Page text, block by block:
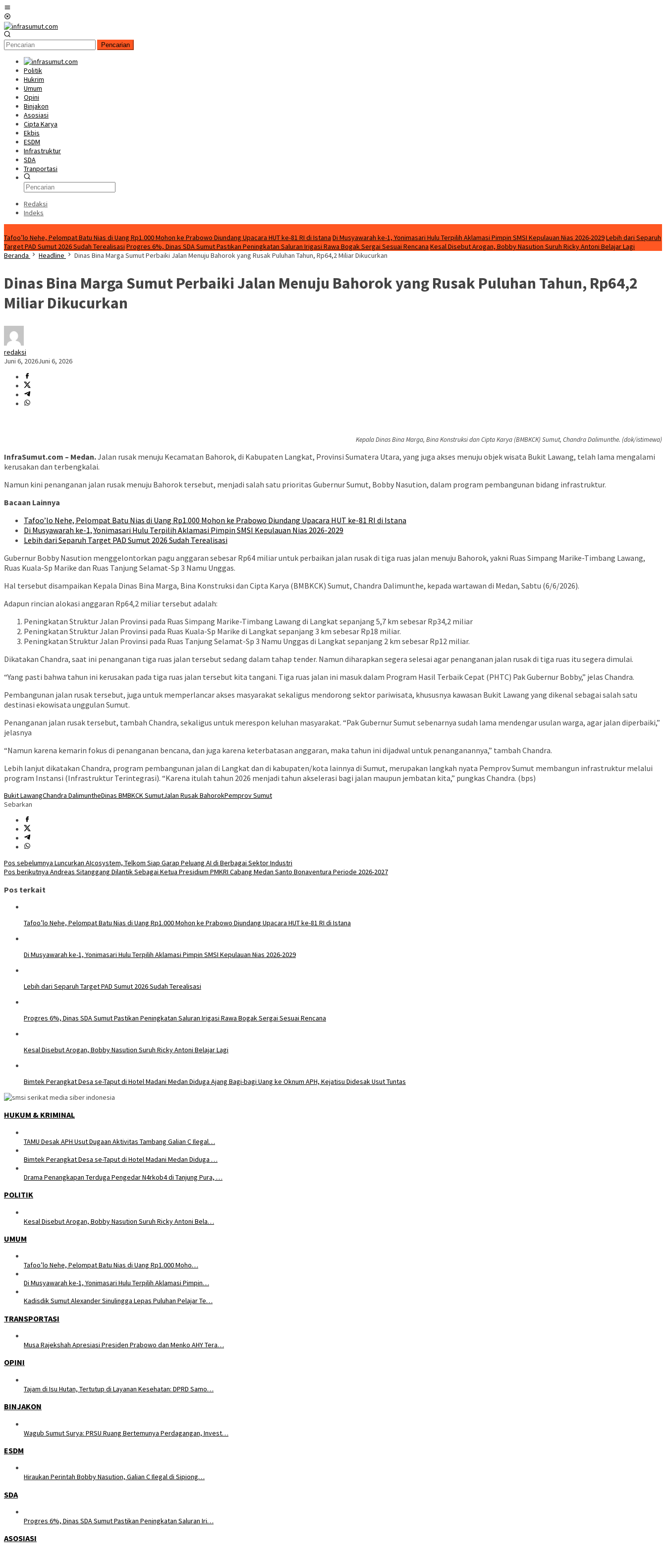
Loncat
ke
konten
Pencarian
Politik
Hukrim
Umum
Opini
Binjakon
Asosiasi
Cipta Karya
Ekbis
ESDM
Infrastruktur
SDA
Tranportasi
Redaksi
Indeks
Tafoo’lo Nehe, Pelompat Batu Nias di Uang Rp1.000 Mohon ke Prabowo Diundang Upacara HUT ke-81 RI di Istana Di Musyawarah ke-1, Yonimasari Hulu Terpilih Aklamasi Pimpin SMSI Kepulauan Nias 2026-2029Lebih dari Separuh
Target PAD Sumut 2026 Sudah Terealisasi Progres 6%, Dinas SDA Sumut Pastikan Peningkatan Saluran Irigasi Rawa Bogak Sergai Sesuai Rencana Kesal Disebut Arogan, Bobby Nasution Suruh Ricky Antoni Belajar Lagi
Beranda
Headline Dinas Bina Marga Sumut Perbaiki Jalan Menuju Bahorok yang Rusak Puluhan Tahun, Rp64,2 Miliar Dikucurkan
Dinas Bina Marga Sumut Perbaiki Jalan Menuju Bahorok yang Rusak Puluhan Tahun, Rp64,2
Miliar Dikucurkan
redaksi
Juni 6, 2026Juni 6, 2026
Kepala Dinas Bina Marga, Bina Konstruksi dan Cipta Karya (BMBKCK) Sumut, Chandra Dalimunthe. (dok/istimewa)
InfraSumut.com – Medan.Jalan rusak menuju Kecamatan Bahorok, di Kabupaten Langkat, Provinsi Sumatera Utara, yang juga akses menuju objek wisata Bukit Lawang, telah lama mengalami
kerusakan dan terbengkalai.
Namun kini penanganan jalan rusak menuju Bahorok tersebut, menjadi salah satu prioritas Gubernur Sumut, Bobby Nasution, dalam program pembangunan bidang infrastruktur.
Bacaan Lainnya
Tafoo’lo Nehe, Pelompat Batu Nias di Uang Rp1.000 Mohon ke Prabowo Diundang Upacara HUT ke-81 RI di Istana
Di Musyawarah ke-1, Yonimasari Hulu Terpilih Aklamasi Pimpin SMSI Kepulauan Nias 2026-2029
Lebih dari Separuh Target PAD Sumut 2026 Sudah Terealisasi
Gubernur Bobby Nasution menggelontorkan pagu anggaran sebesar Rp64 miliar untuk perbaikan jalan rusak di tiga ruas jalan menuju Bahorok, yakni Ruas Simpang Marike-Timbang Lawang,
Ruas Kuala-Sp Marike dan Ruas Tanjung Selamat-Sp 3 Namu Unggas.
Hal tersebut disampaikan Kepala Dinas Bina Marga, Bina Konstruksi dan Cipta Karya (BMBKCK) Sumut, Chandra Dalimunthe, kepada wartawan di Medan, Sabtu (6/6/2026).
Adapun rincian alokasi anggaran Rp64,2 miliar tersebut adalah:
Peningkatan Struktur Jalan Provinsi pada Ruas Simpang Marike-Timbang Lawang di Langkat sepanjang 5,7 km sebesar Rp34,2 miliar
Peningkatan Struktur Jalan Provinsi pada Ruas Kuala-Sp Marike di Langkat sepanjang 3 km sebesar Rp18 miliar.
Peningkatan Struktur Jalan Provinsi pada Ruas Tanjung Selamat-Sp 3 Namu Unggas di Langkat sepanjang 2 km sebesar Rp12 miliar.
Dikatakan Chandra, saat ini penanganan tiga ruas jalan tersebut sedang dalam tahap tender. Namun diharapkan segera selesai agar penanganan jalan rusak di tiga ruas itu segera dimulai.
“Yang pasti bahwa tahun ini kerusakan pada tiga ruas jalan tersebut kita tangani. Tiga ruas jalan ini masuk dalam Program Hasil Terbaik Cepat (PHTC) Pak Gubernur Bobby,” jelas Chandra.
Pembangunan jalan rusak tersebut, juga untuk memperlancar akses masyarakat sekaligus mendorong sektor pariwisata, khususnya kawasan Bukit Lawang yang dikenal sebagai salah satu
destinasi ekowisata unggulan Sumut.
Penanganan jalan rusak tersebut, tambah Chandra, sekaligus untuk merespon keluhan masyarakat. “Pak Gubernur Sumut sebenarnya sudah lama mendengar usulan warga, agar jalan diperbaiki,”
jelasnya
“Namun karena kemarin fokus di penanganan bencana, dan juga karena keterbatasan anggaran, maka tahun ini dijadwal untuk penanganannya,” tambah Chandra.
Lebih lanjut dikatakan Chandra, program pembangunan jalan di Langkat dan di kabupaten/kota lainnya di Sumut, merupakan langkah nyata Pemprov Sumut membangun infrastruktur melalui
program Instansi (Infrastruktur Terintegrasi). “Karena itulah tahun 2026 menjadi tahun akselerasi bagi jalan maupun jembatan kita,” pungkas Chandra. (bps)
Bukit LawangChandra DalimuntheDinas BMBKCK SumutJalan Rusak BahorokPemprov Sumut
Sebarkan
Navigasi
pos
Pos sebelumnya Luncurkan AIcosystem, Telkom Siap Garap Peluang AI di Berbagai Sektor Industri
Pos berikutnya Andreas Sitanggang Dilantik Sebagai Ketua Presidium PMKRI Cabang Medan Santo Bonaventura Periode 2026-2027
Pos terkait
Tafoo’lo Nehe, Pelompat Batu Nias di Uang Rp1.000 Mohon ke Prabowo Diundang Upacara HUT ke-81 RI di Istana
Di Musyawarah ke-1, Yonimasari Hulu Terpilih Aklamasi Pimpin SMSI Kepulauan Nias 2026-2029
Lebih dari Separuh Target PAD Sumut 2026 Sudah Terealisasi
Progres 6%, Dinas SDA Sumut Pastikan Peningkatan Saluran Irigasi Rawa Bogak Sergai Sesuai Rencana
Kesal Disebut Arogan, Bobby Nasution Suruh Ricky Antoni Belajar Lagi
Bimtek Perangkat Desa se-Taput di Hotel Madani Medan Diduga Ajang Bagi-bagi Uang ke Oknum APH, Kejatisu Didesak Usut Tuntas
HUKUM & KRIMINAL
TAMU Desak APH Usut Dugaan Aktivitas Tambang Galian C Ilegal…
Bimtek Perangkat Desa se-Taput di Hotel Madani Medan Diduga …
Drama Penangkapan Terduga Pengedar N4rkob4 di Tanjung Pura, …
POLITIK
Kesal Disebut Arogan, Bobby Nasution Suruh Ricky Antoni Bela…
UMUM
Tafoo’lo Nehe, Pelompat Batu Nias di Uang Rp1.000 Moho…
Di Musyawarah ke-1, Yonimasari Hulu Terpilih Aklamasi Pimpin…
Kadisdik Sumut Alexander Sinulingga Lepas Puluhan Pelajar Te…
TRANSPORTASI
Musa Rajekshah Apresiasi Presiden Prabowo dan Menko AHY Tera…
OPINI
Tajam di Isu Hutan, Tertutup di Layanan Kesehatan: DPRD Samo…
BINJAKON
Wagub Sumut Surya: PRSU Ruang Bertemunya Perdagangan, Invest…
ESDM
Hiraukan Perintah Bobby Nasution, Galian C Ilegal di Sipiong…
SDA
Progres 6%, Dinas SDA Sumut Pastikan Peningkatan Saluran Iri…
ASOSIASI